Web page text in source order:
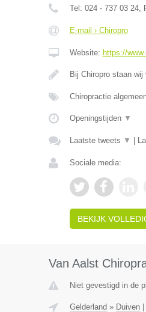
Tel: 024 - 737 03 24,
E-mail › Chiropro
Website: https://
Bij Chiropro staan
Chiropractie
Openingstijden ▼
Laatste tweets ▼
Sociale media:
BEKIJK
Van Aalst
Niet gevestigd in de
Gelderland » Duiven|